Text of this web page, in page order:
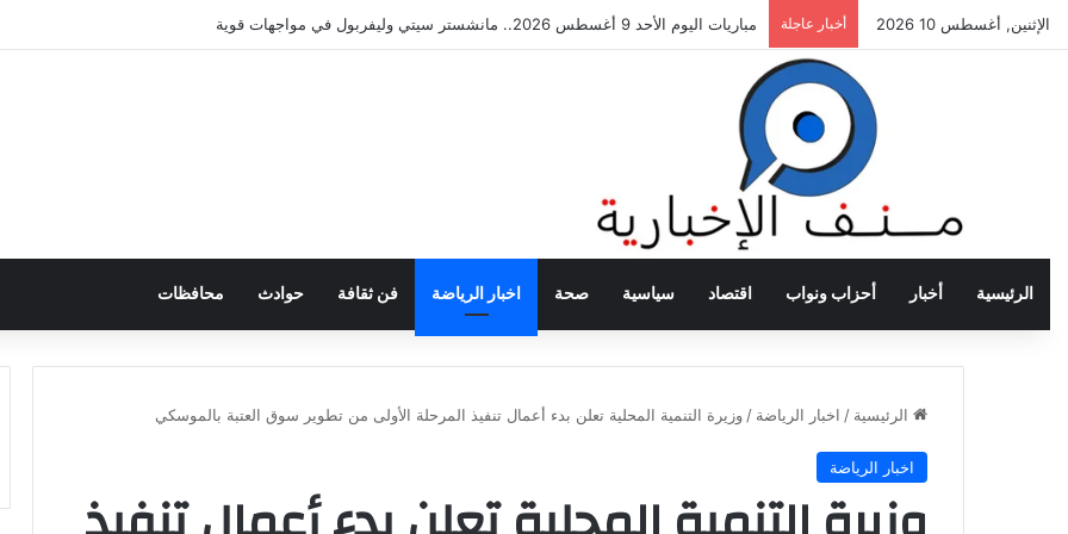
الإثنين, أغسطس 10 2026 أخبار عاجلة مباريات اليوم الأحد 9 أغسطس 2026.. مانشستر سيتي وليفربول في مواجهات قوية
الرئيسية أخبار أحزاب ونواب اقتصاد سياسية صحة اخبار الرياضة فن ثقافة حوادث محافظات
الرئيسية / اخبار الرياضة / وزيرة التنمية المحلية تعلن بدء أعمال تنفيذ المرحلة الأولى من تطوير سوق العتبة بالموسكي
اخبار الرياضة